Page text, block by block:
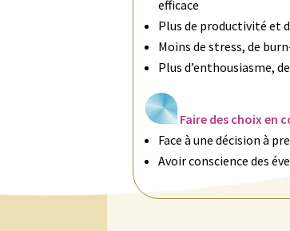
efficace
Plus de productivité et
Moins de stress, de
Plus d’enthousiasme,
Faire des choix en
Face à une décision à
Avoir conscience des